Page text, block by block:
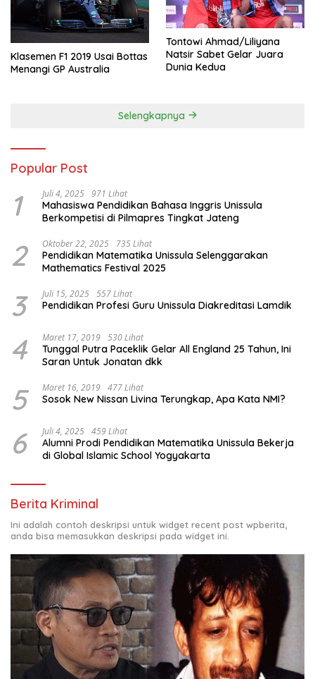
Klasemen F1 2019 Usai Bottas
Menangi GP Australia
Tontowi Ahmad/Liliyana
Natsir Sabet Gelar Juara
Dunia Kedua
Selengkapnya
Popular Post
1 Juli 4, 2025 971 Lihat
Mahasiswa Pendidikan Bahasa Inggris Unissula
Berkompetisi di Pilmapres Tingkat Jateng
2 Oktober 22, 2025 735 Lihat
Pendidikan Matematika Unissula Selenggarakan
Mathematics Festival 2025
3 Juli 15, 2025 557 Lihat
Pendidikan Profesi Guru Unissula Diakreditasi Lamdik
4 Maret 17, 2019 530 Lihat
Tunggal Putra Paceklik Gelar All England 25 Tahun, Ini
Saran Untuk Jonatan dkk
5 Maret 16, 2019 477 Lihat
Sosok New Nissan Livina Terungkap, Apa Kata NMI?
6 Juli 4, 2025 459 Lihat
Alumni Prodi Pendidikan Matematika Unissula Bekerja
di Global Islamic School Yogyakarta
Berita Kriminal
Ini adalah contoh deskripsi untuk widget recent post wpberita,
anda bisa memasukkan deskripsi pada widget ini.